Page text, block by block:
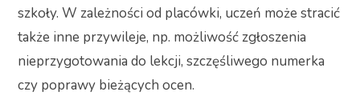
szkoły. W zależności od placówki, uczeń może stracić
także inne przywileje, np. możliwość zgłoszenia
nieprzygotowania do lekcji, szczęśliwego numerka
czy poprawy bieżących ocen.